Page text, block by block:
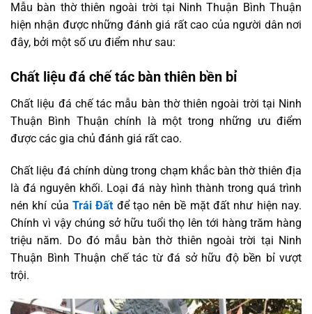
Mẫu bàn thờ thiên ngoài trời tại Ninh Thuận Bình Thuận
hiện nhận được những đánh giá rất cao của người dân nơi
đây, bởi một số ưu điểm như sau:
Chất liệu đá chế tác bàn thiên bền bỉ
Chất liệu đá chế tác mẫu bàn thờ thiên ngoài trời tại Ninh
Thuận Bình Thuận chính là một trong những ưu điểm
được các gia chủ đánh giá rất cao.
Chất liệu đá chính dùng trong chạm khắc bàn thờ thiên địa
là đá nguyên khối. Loại đá này hình thành trong quá trình
nén khí của Trái Đất để tạo nên bề mặt đất như hiện nay.
Chính vì vậy chúng sở hữu tuổi thọ lên tới hàng trăm hàng
triệu năm. Do đó mẫu bàn thờ thiên ngoài trời tại Ninh
Thuận Bình Thuận chế tác từ đá sở hữu độ bền bỉ vượt
trội.